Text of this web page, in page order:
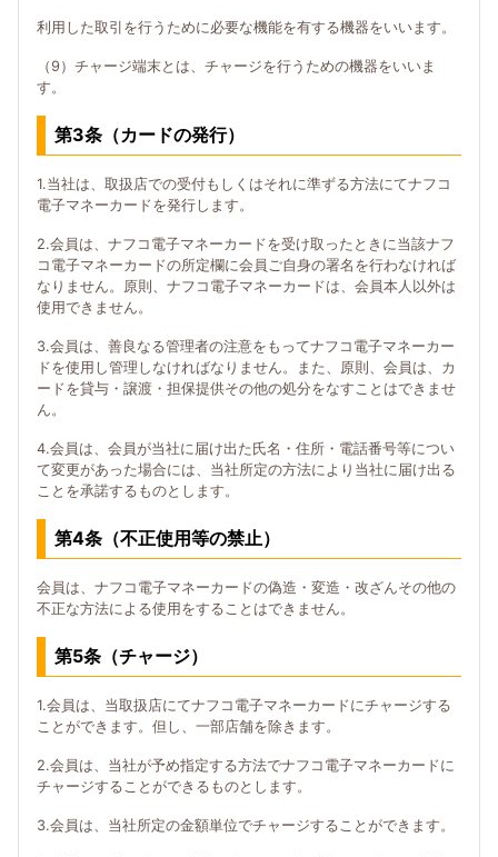
利用した取引を行うために必要な機能を有する機器をいいます。
（9）チャージ端末とは、チャージを行うための機器をいいま
す。
第3条（カードの発行）
1.当社は、取扱店での受付もしくはそれに準ずる方法にてナフコ
電子マネーカードを発行します。
2.会員は、ナフコ電子マネーカードを受け取ったときに当該ナフ
コ電子マネーカードの所定欄に会員ご自身の署名を行わなければ
なりません。原則、ナフコ電子マネーカードは、会員本人以外は
使用できません。
3.会員は、善良なる管理者の注意をもってナフコ電子マネーカー
ドを使用し管理しなければなりません。また、原則、会員は、カ
ードを貸与・譲渡・担保提供その他の処分をなすことはできませ
ん。
4.会員は、会員が当社に届け出た氏名・住所・電話番号等につい
て変更があった場合には、当社所定の方法により当社に届け出る
ことを承諾するものとします。
第4条（不正使用等の禁止）
会員は、ナフコ電子マネーカードの偽造・変造・改ざんその他の
不正な方法による使用をすることはできません。
第5条（チャージ）
1.会員は、当取扱店にてナフコ電子マネーカードにチャージする
ことができます。但し、一部店舗を除きます。
2.会員は、当社が予め指定する方法でナフコ電子マネーカードに
チャージすることができるものとします。
3.会員は、当社所定の金額単位でチャージすることができます。